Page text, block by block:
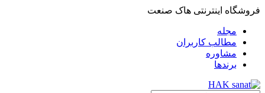
فروشگاه اینترنتی هاک صنعت
مجله
مطالب کاربران
مشاوره
برندها